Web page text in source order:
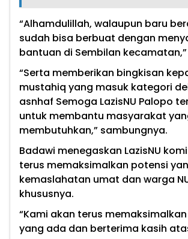
“Alhamdulillah, walaupun baru
sudah bisa berbuat dengan
bantuan di Sembilan
“Serta memberikan bingkisan
mustahiq yang masuk kategori
asnhaf Semoga LazisNU Palopo
untuk membantu masyarakat
membutuhkan,” sambungnya.
Badawi menegaskan LazisNU
terus memaksimalkan potensi
kemaslahatan umat dan warga
khususnya.
“Kami akan terus
yang ada dan berterima kasih